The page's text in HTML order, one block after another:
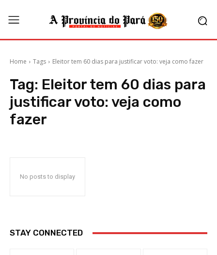
Home Tags Eleitor tem 60 dias para justificar voto: veja como fazer
Tag: Eleitor tem 60 dias para
justificar voto: veja como
fazer
No posts to display
STAY CONNECTED